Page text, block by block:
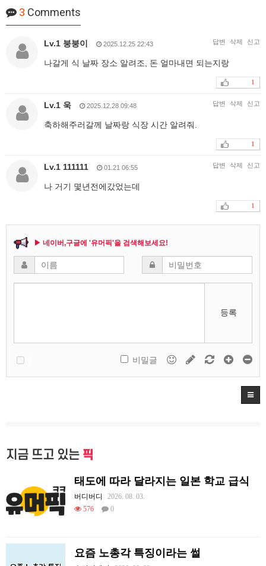
3 Comments
Lv.1 붕붕이 2025.12.25 22:43 답변 삭제 신고
나갈게 식 날짜 장소 알려조, 돈 얼마내면 되는지랑
1
Lv.1 욱 2025.12.28 09:48 답변 삭제 신고
축하해주러갈께 날짜랑 식장 시간 알려줘.
1
Lv.1 111111 01.21 06:55 답변 삭제 신고
나 거기 몇년전에갔었는데
1
▶ 네이버,구글에 '유머픽'을 검색해보세요!
등록
비밀글
지금 뜨고 있는 픽
태도에 따라 달라지는 일본 학교 급식
버디버디
2026. 08. 03.
576
0
요즘 노총각 특징이라는 썰